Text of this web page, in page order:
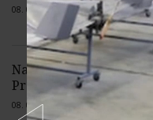
08. 08. 2026 | 1 komentár
Na Hore Zvir sa
Presvätej Bohorodičky
08. 08. 2026 | 1 komentár